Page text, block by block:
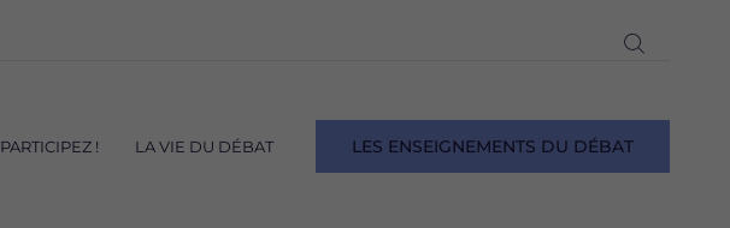
PARTICIPEZ ! LA VIE DU DÉBAT LES ENSEIGNEMENTS DU DÉBAT